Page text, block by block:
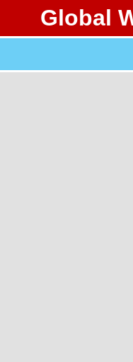
Global